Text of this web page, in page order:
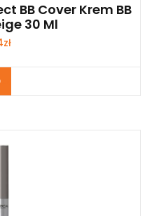
BB Cover Krem BB
30 Ml
zł
Zobacz